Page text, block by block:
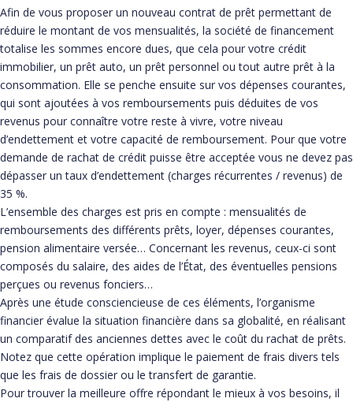
Afin de vous proposer un nouveau contrat de prêt permettant de
réduire le montant de vos mensualités, la société de financement
totalise les sommes encore dues, que cela pour votre crédit
immobilier, un prêt auto, un prêt personnel ou tout autre prêt à la
consommation. Elle se penche ensuite sur vos dépenses courantes,
qui sont ajoutées à vos remboursements puis déduites de vos
revenus pour connaître votre reste à vivre, votre niveau
d’endettement et votre capacité de remboursement. Pour que votre
demande de rachat de crédit puisse être acceptée vous ne devez pas
dépasser un taux d’endettement (charges récurrentes / revenus) de
35 %.
L’ensemble des charges est pris en compte : mensualités de
remboursements des différents prêts, loyer, dépenses courantes,
pension alimentaire versée… Concernant les revenus, ceux-ci sont
composés du salaire, des aides de l’État, des éventuelles pensions
perçues ou revenus fonciers…
Après une étude consciencieuse de ces éléments, l’organisme
financier évalue la situation financière dans sa globalité, en réalisant
un comparatif des anciennes dettes avec le coût du rachat de prêts.
Notez que cette opération implique le paiement de frais divers tels
que les frais de dossier ou le transfert de garantie.
Pour trouver la meilleure offre répondant le mieux à vos besoins, il